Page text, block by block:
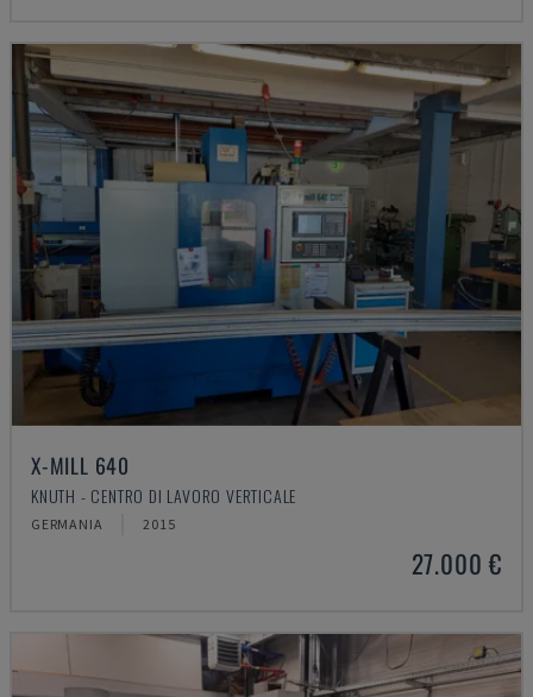
X-MILL 640
KNUTH - CENTRO DI LAVORO VERTICALE
GERMANIA 2015
27.000 €